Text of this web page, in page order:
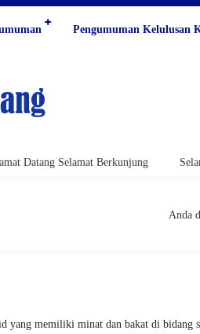
Pengumuman Kelulusan
Selamat Berkunjung Selamat
Anda
yang memiliki minat dan bakat di bidang